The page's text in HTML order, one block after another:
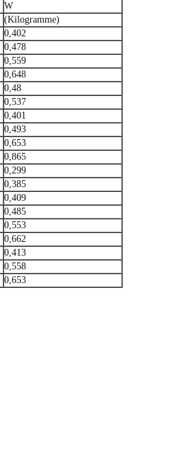
W
(Kilogramme)
0,402
0,478
0,559
0,648
0,48
0,537
0,401
0,493
0,653
0,865
0,299
0,385
0,409
0,485
0,553
0,662
0,413
0,558
0,653